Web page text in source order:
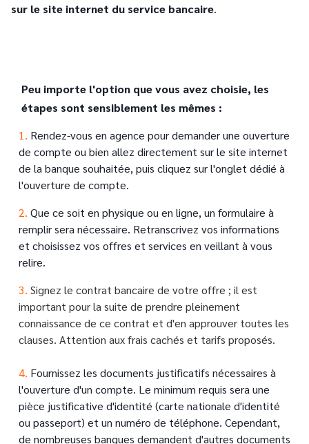
sur le site internet du service bancaire.
Peu importe l'option que vous avez choisie, les
étapes sont sensiblement les mêmes :
Text
1. Rendez-vous en agence pour demander une ouverture
de compte ou bien allez directement sur le site internet
de la banque souhaitée, puis cliquez sur l'onglet dédié à
l'ouverture de compte.
2. Que ce soit en physique ou en ligne, un formulaire à
remplir sera nécessaire. Retranscrivez vos informations
et choisissez vos offres et services en veillant à vous
relire.
3. Signez le contrat bancaire de votre offre ; il est
important pour la suite de prendre pleinement
connaissance de ce contrat et d'en approuver toutes les
clauses. Attention aux frais cachés et tarifs proposés.
Text
4. Fournissez les documents justificatifs nécessaires à
l'ouverture d'un compte. Le minimum requis sera une
pièce justificative d'identité (carte nationale d'identité
ou passeport) et un numéro de téléphone. Cependant,
de nombreuses banques demandent d'autres documents